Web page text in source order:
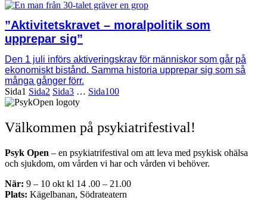
”Aktivitetskravet – moralpolitik som
upprepar sig”
Den 1 juli införs aktiveringskrav för människor som går på
ekonomiskt bistånd. Samma historia upprepar sig som så
många gånger förr.
Sida1 Sida2 Sida3 … Sida100
Välkommen på psykiatrifestival!
Psyk Open – en psykiatrifestival om att leva med psykisk ohälsa
och sjukdom, om vården vi har och vården vi behöver.
När: 9 – 10 okt kl 14 .00 – 21.00
Plats: Kägelbanan, Södrateatern